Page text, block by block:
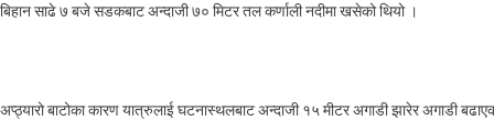
बिहान साढे ७ बजे सडकबाट अन्दाजी ७० मिटर तल कर्णाली नदीमा खसेको थियो ।
अप्ठ्यारो बाटोका कारण यात्रुलाई घटनास्थलबाट अन्दाजी १५ मीटर अगाडी झारेर अगाडी